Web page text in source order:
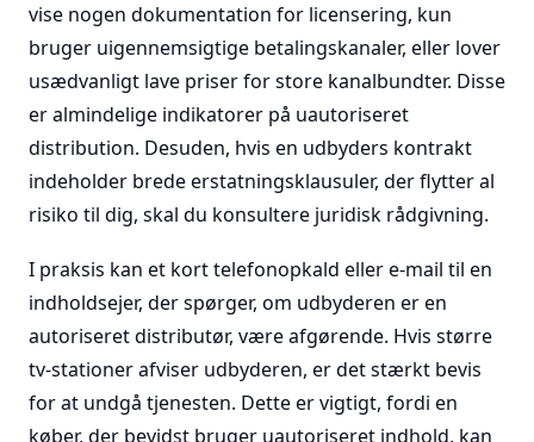
vise nogen dokumentation for licensering, kun
bruger uigennemsigtige betalingskanaler, eller lover
usædvanligt lave priser for store kanalbundter. Disse
er almindelige indikatorer på uautoriseret
distribution. Desuden, hvis en udbyders kontrakt
indeholder brede erstatningsklausuler, der flytter al
risiko til dig, skal du konsultere juridisk rådgivning.
I praksis kan et kort telefonopkald eller e-mail til en
indholdsejer, der spørger, om udbyderen er en
autoriseret distributør, være afgørende. Hvis større
tv-stationer afviser udbyderen, er det stærkt bevis
for at undgå tjenesten. Dette er vigtigt, fordi en
køber, der bevidst bruger uautoriseret indhold, kan